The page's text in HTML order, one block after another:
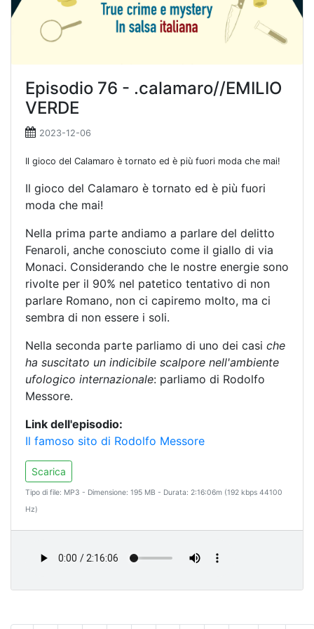
Episodio 76 - .calamaro//EMILIO
VERDE
2023-12-06
Il gioco del Calamaro è tornato ed è più fuori moda che mai!
Il gioco del Calamaro è tornato ed è più fuori
moda che mai!
Nella prima parte andiamo a parlare del delitto
Fenaroli, anche conosciuto come il giallo di via
Monaci. Considerando che le nostre energie sono
rivolte per il 90% nel patetico tentativo di non
parlare Romano, non ci capiremo molto, ma ci
sembra di non essere i soli.
Nella seconda parte parliamo di uno dei casi che
ha suscitato un indicibile scalpore nell'ambiente
ufologico internazionale: parliamo di Rodolfo
Messore.
Link dell'episodio:
Il famoso sito di Rodolfo Messore
Scarica
Tipo di file: MP3 - Dimensione: 195 MB - Durata: 2:16:06m (192 kbps 44100
Hz)